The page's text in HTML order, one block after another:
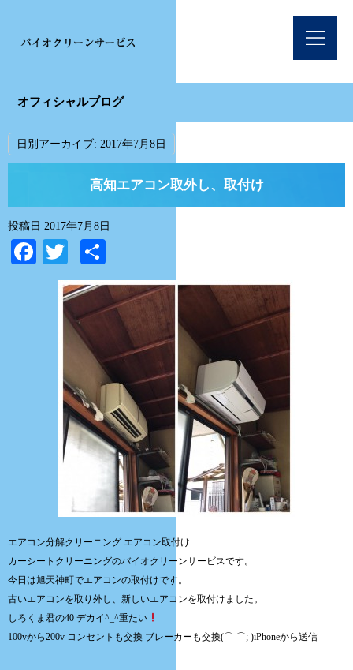
オフィシャルブログ
日別アーカイブ: 2017年7月8日
高知エアコン取外し、取付け
投稿日 2017年7月8日
Facebook
Twitter
有
エアコン分解クリーニング エアコン取付け
カーシートクリーニングのバイオクリーンサービスです。
今日は旭天神町でエアコンの取付けです。
古いエアコンを取り外し、新しいエアコンを取付けました。
しろくま君の40 デカイ^_^重たい
100vから200v コンセントも交換 ブレーカーも交換(⌒-⌒; )iPhoneから送信